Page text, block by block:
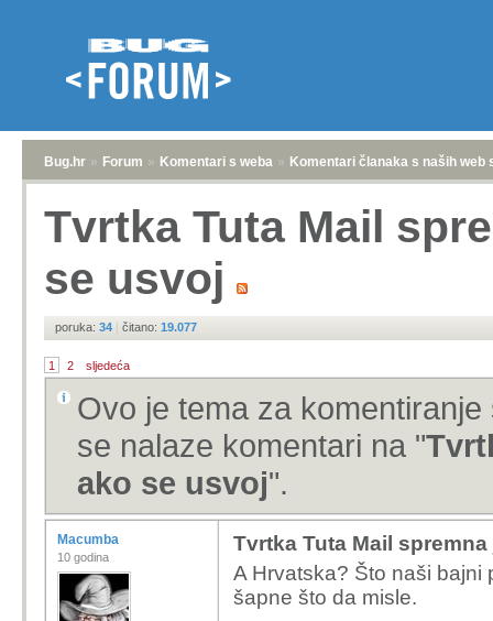
Bug.hr » Forum » Komentari s weba » Komentari članaka s naših web
Tvrtka Tuta Mail
se usvoj
poruka: 34 | čitano: 19.077
1 2 sljedeća
Ovo je tema za
se nalaze komentari na "
ako se usvoj".
Macumba
10 godina
Tvrtka Tuta Mail
A Hrvatska? Što naši bajni
šapne što da misle.